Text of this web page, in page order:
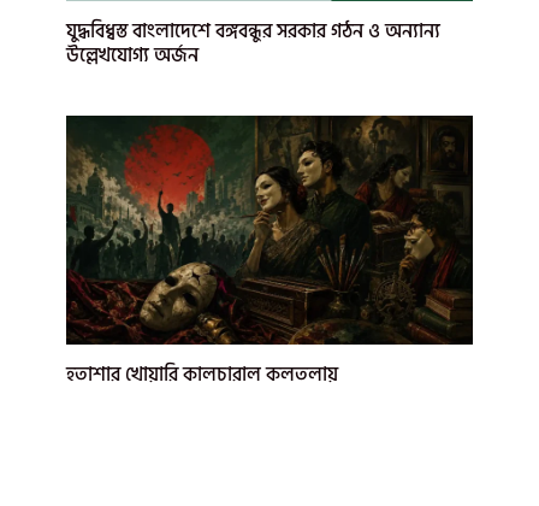
যুদ্ধবিধ্বস্ত বাংলাদেশে বঙ্গবন্ধুর সরকার গঠন ও অন্যান্য
উল্লেখযোগ্য অর্জন
হতাশার খোয়ারি কালচারাল কলতলায়